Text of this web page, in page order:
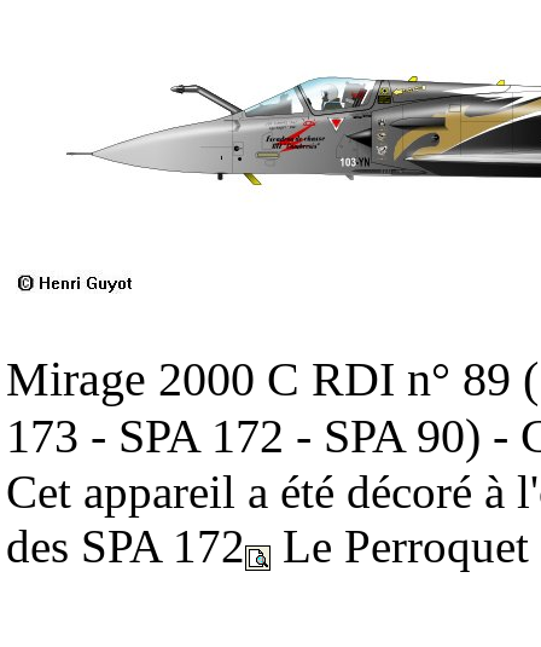
Mirage 2000 C RDI n° 89
173 - SPA 172 - SPA 90)
Cet appareil a été décoré à
des SPA 172
Le